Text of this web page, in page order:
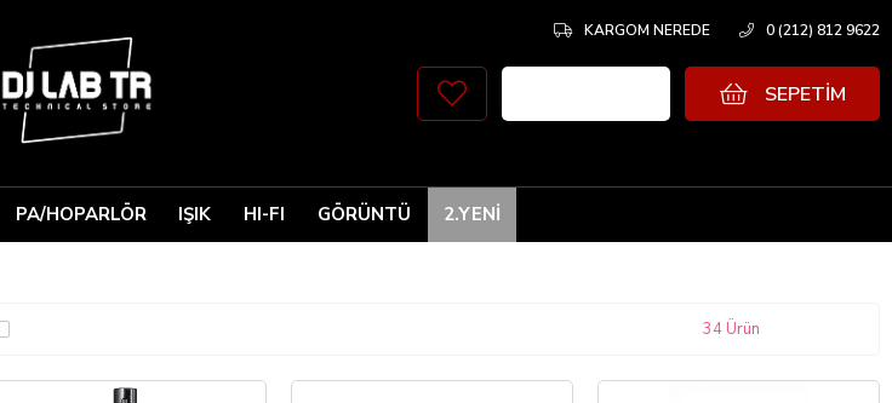
KARGOM NEREDE 0 (212) 812 9622
SEPETIM
PA/HOPARLÖR IŞIK HI-FI GÖRÜNTÜ 2.YENİ
34 Ürün